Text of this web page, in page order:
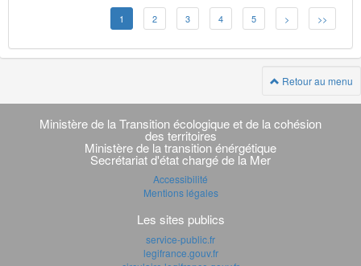
1 2 3 4 5 > >>
Retour au menu
Navigation
transverse
Ministère de la Transition écologique et de la cohésion
des territoires
Ministère de la transition énérgétique
Secrétariat d'état chargé de la Mer
Accessibilité
Mentions légales
Les sites publics
service-public.fr
legifrance.gouv.fr